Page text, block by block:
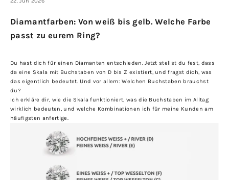
Diamantfarben: Von weiß bis gelb. Welche Farbe
passt zu eurem Ring?
Du hast dich für einen Diamanten entschieden. Jetzt stellst du fest, dass
da eine Skala mit Buchstaben von D bis Z existiert, und fragst dich, was
das eigentlich bedeutet. Und vor allem: Welchen Buchstaben brauchst
du?
Ich erkläre dir, wie die Skala funktioniert, was die Buchstaben im Alltag
wirklich bedeuten, und welche Kombinationen ich für meine Kunden am
häufigsten anfertige.